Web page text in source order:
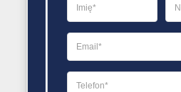
odpowiedniej grubości..
PORÓWNYWARKA OFERT